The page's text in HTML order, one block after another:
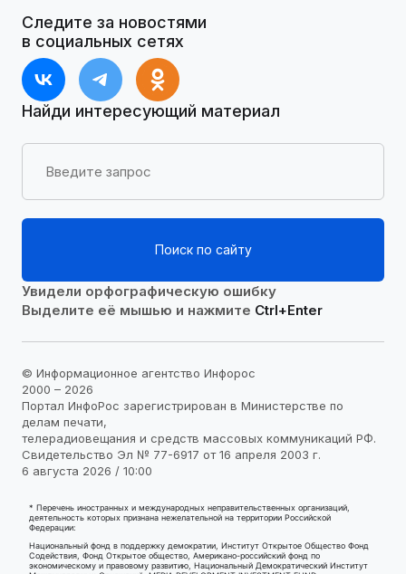
Следите за новостями
в социальных сетях
Найди интересующий материал
Поиск по сайту
Увидели орфографическую ошибку
Выделите её мышью и нажмите Ctrl+Enter
© Информационное агентство Инфорос
2000 – 2026
Портал ИнфоРос зарегистрирован в Министерстве по
делам печати,
телерадиовещания и средств массовых коммуникаций РФ.
Свидетельство Эл № 77-6917 от 16 апреля 2003 г.
6 августа 2026 / 10:00